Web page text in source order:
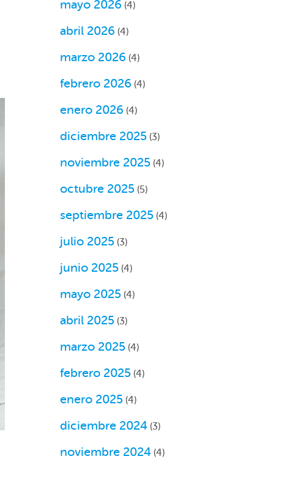
mayo 2026 (4)
abril 2026 (4)
marzo 2026 (4)
febrero 2026 (4)
enero 2026 (4)
diciembre 2025 (3)
noviembre 2025 (4)
octubre 2025 (5)
septiembre 2025 (4)
julio 2025 (3)
junio 2025 (4)
mayo 2025 (4)
abril 2025 (3)
marzo 2025 (4)
febrero 2025 (4)
enero 2025 (4)
diciembre 2024 (3)
noviembre 2024 (4)